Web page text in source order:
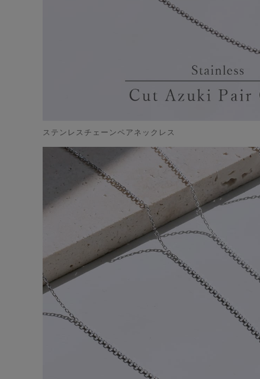
ステンレスチェーンペアネックレス